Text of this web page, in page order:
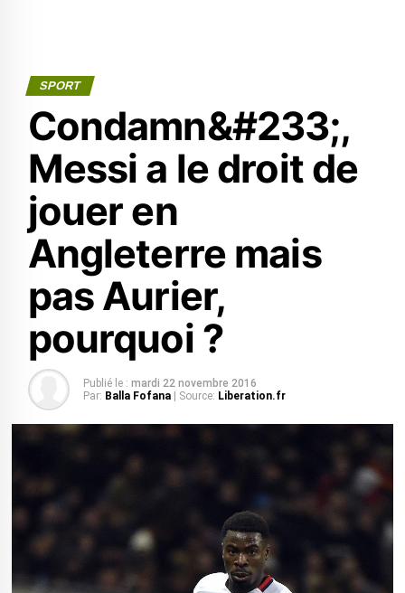
SPORT
Condamn&#233;,
Messi a le droit de
jouer en
Angleterre mais
pas Aurier,
pourquoi ?
Publié le : mardi 22 novembre 2016
Par: Balla Fofana | Source: Liberation.fr